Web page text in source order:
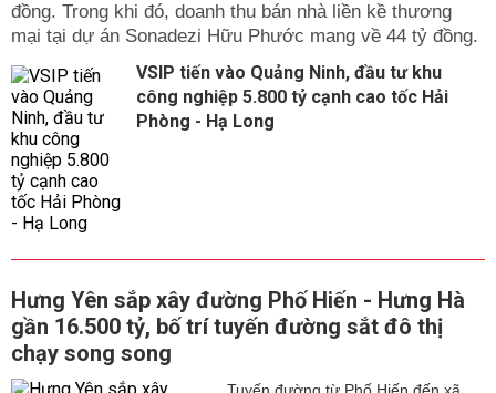
đồng. Trong khi đó, doanh thu bán nhà liền kề thương
mại tại dự án Sonadezi Hữu Phước mang về 44 tỷ đồng.
VSIP tiến vào Quảng Ninh, đầu tư khu
công nghiệp 5.800 tỷ cạnh cao tốc Hải
Phòng - Hạ Long
Hưng Yên sắp xây đường Phố Hiến - Hưng Hà
gần 16.500 tỷ, bố trí tuyến đường sắt đô thị
chạy song song